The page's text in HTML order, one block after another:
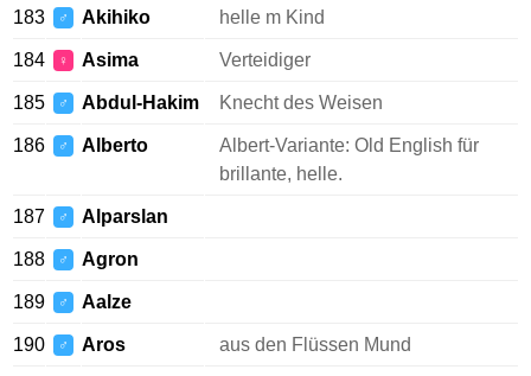
183 ♂ Akihiko helle m Kind
184 ♀ Asima Verteidiger
185 ♂ Abdul-Hakim Knecht des Weisen
186 ♂ Alberto
Albert-Variante: Old English für
brillante, helle.
187 ♂ Alparslan
188 ♂ Agron
189 ♂ Aalze
190 ♂ Aros aus den Flüssen Mund